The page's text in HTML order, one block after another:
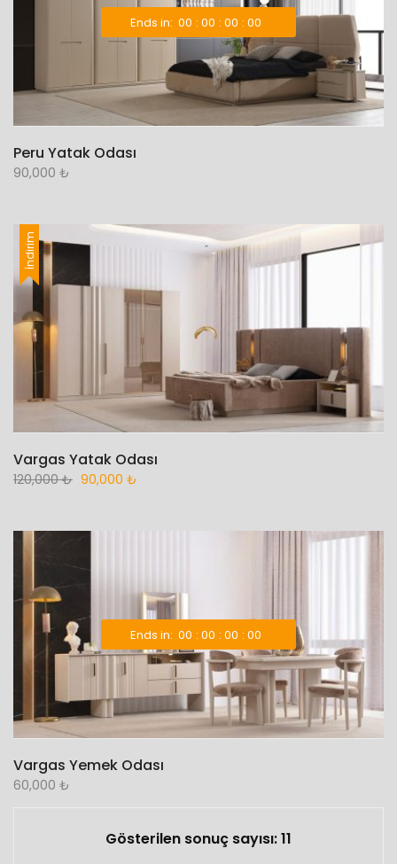
Ends in: 00 00 00 00
Peru Yatak Odası
90,000 ₺
İndirim
Vargas Yatak Odası
120,000₺ 90,000 ₺
Ends in: 00 00 00 00
Vargas Yemek Odası
60,000 ₺
Gösterilen sonuç sayısı: 11